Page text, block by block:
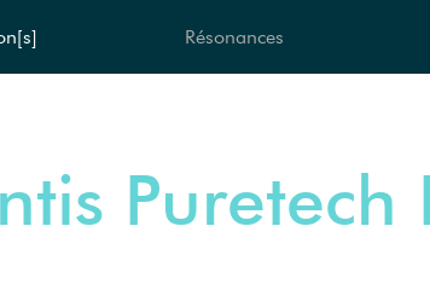
Résonances
Puretech